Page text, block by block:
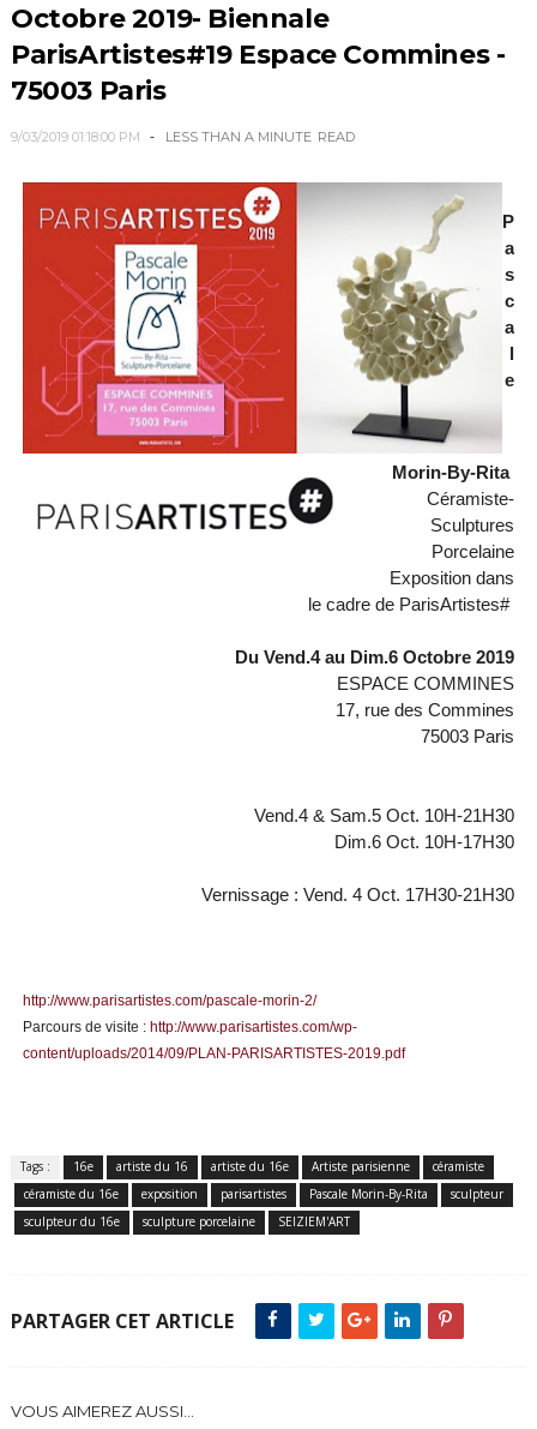
Octobre 2019- Biennale
ParisArtistes#19 Espace Commines -
75003 Paris
9/03/2019 01:18:00 PM LESS THAN A MINUTE READ
P
a
s
c
a
l
e
Morin-By-Rita
Céramiste-
Sculptures
Porcelaine
Exposition dans
le cadre de ParisArtistes#
Du Vend.4 au Dim.6 Octobre 2019
ESPACE COMMINES
17, rue des Commines
75003 Paris
Vend.4 & Sam.5 Oct. 10H-21H30
Dim.6 Oct. 10H-17H30
Vernissage : Vend. 4 Oct. 17H30-21H30
http://www.parisartistes.com/pascale-morin-2/
Parcours de visite : http://www.parisartistes.com/wp-
content/uploads/2014/09/PLAN-PARISARTISTES-2019.pdf
Tags : 16e artiste du 16 artiste du 16e Artiste parisienne
céramiste
céramiste du 16e
exposition parisartistes Pascale Morin-By-Rita
sculpteur
sculpteur du 16e
sculpture porcelaine SEIZIEM'ART
PARTAGER CET ARTICLE
VOUS AIMEREZ AUSSI...